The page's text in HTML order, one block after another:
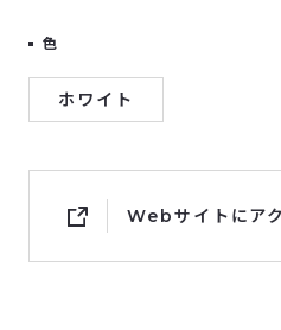
色
ホワイト
Webサイトにア